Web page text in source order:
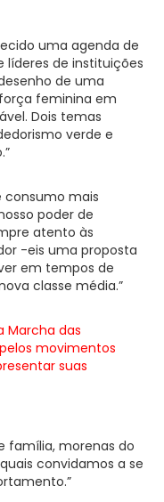
uma agenda de
líderes de instituições
de uma
feminina em
Dois temas
verde e
consumo mais
poder de
atento às
-eis uma proposta
em tempos de
classe média.”
Marcha das
movimentos
suas
família, morenas do
convidamos a se